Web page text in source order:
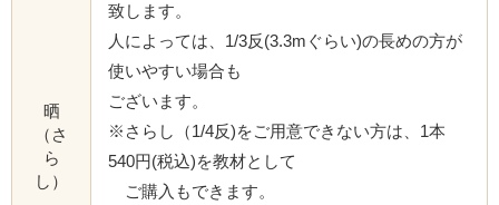
晒
（さ
ら
し）
致します。
人によっては、1/3反(3.3mぐらい)の長めの方が
使いやすい場合も
ございます。
※さらし（1/4反)をご用意できない方は、1本
540円(税込)を教材として
ご購入もできます。